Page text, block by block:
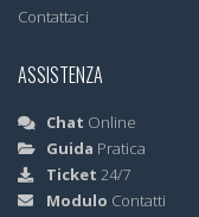
Contattaci
ASSISTENZA
Chat Online
Guida Pratica
Ticket 24/7
Modulo Contatti